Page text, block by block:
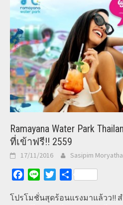
Ramayana Water Park
ที่เข้าฟรี!! 2559
17/11/2016 Sasipim
Facebook
Line TwitterShare
โปรโมชั่นสุดร้อนแรงมาแล้วว